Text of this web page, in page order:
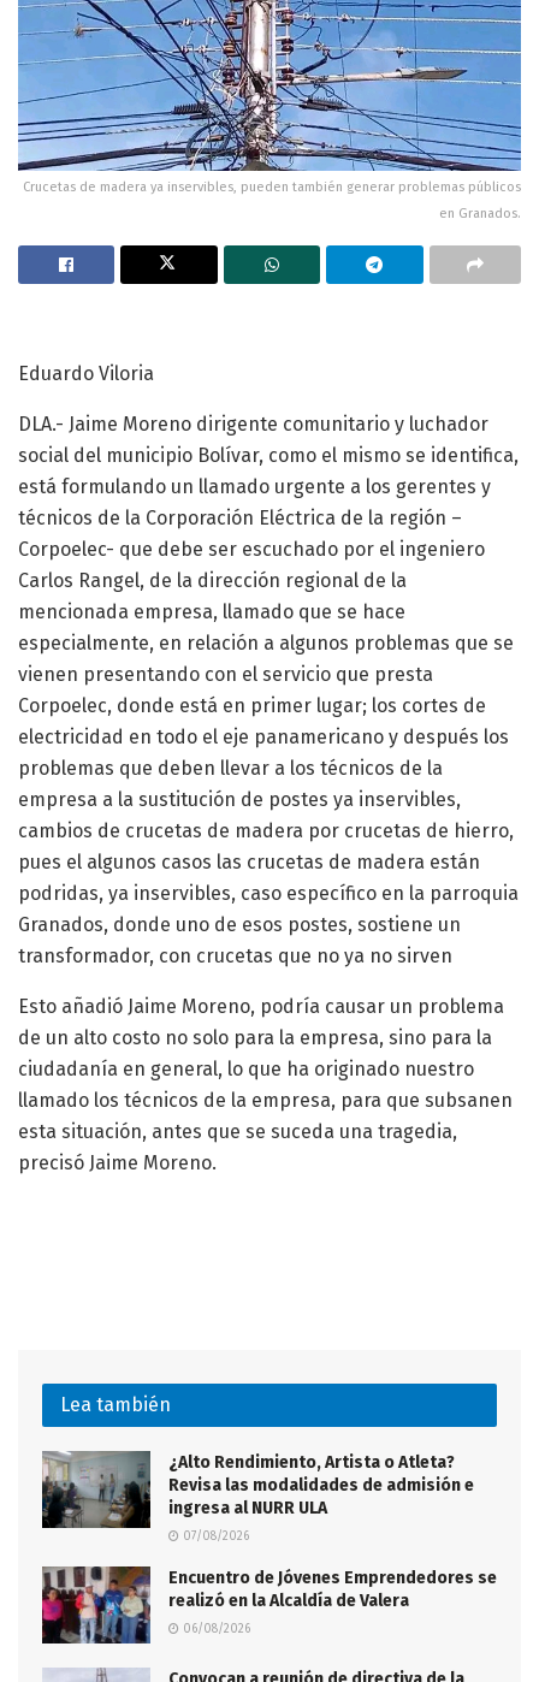
Crucetas de madera ya inservibles, pueden también generar problemas públicos
en Granados.
Eduardo Viloria
DLA.- Jaime Moreno dirigente comunitario y luchador
social del municipio Bolívar, como el mismo se identifica,
está formulando un llamado urgente a los gerentes y
técnicos de la Corporación Eléctrica de la región –
Corpoelec- que debe ser escuchado por el ingeniero
Carlos Rangel, de la dirección regional de la
mencionada empresa, llamado que se hace
especialmente, en relación a algunos problemas que se
vienen presentando con el servicio que presta
Corpoelec, donde está en primer lugar; los cortes de
electricidad en todo el eje panamericano y después los
problemas que deben llevar a los técnicos de la
empresa a la sustitución de postes ya inservibles,
cambios de crucetas de madera por crucetas de hierro,
pues el algunos casos las crucetas de madera están
podridas, ya inservibles, caso específico en la parroquia
Granados, donde uno de esos postes, sostiene un
transformador, con crucetas que no ya no sirven
Esto añadió Jaime Moreno, podría causar un problema
de un alto costo no solo para la empresa, sino para la
ciudadanía en general, lo que ha originado nuestro
llamado los técnicos de la empresa, para que subsanen
esta situación, antes que se suceda una tragedia,
precisó Jaime Moreno.
Lea también
¿Alto Rendimiento, Artista o Atleta?
Revisa las modalidades de admisión e
ingresa al NURR ULA
07/08/2026
Encuentro de Jóvenes Emprendedores se
realizó en la Alcaldía de Valera
06/08/2026